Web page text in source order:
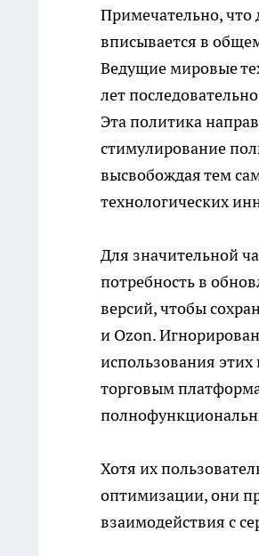
Примечательно,
вписывается в
Ведущие мировые
лет
Эта политика
стимулирование
высвобождая тем
технологических
Для значительной
потребность в
версий, чтобы
и Ozon.
использования
торговым
Хотя их
оптимизации, они
взаимодействия с